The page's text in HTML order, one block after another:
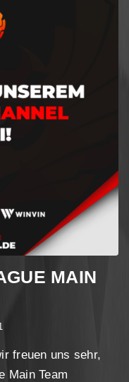
MAIN
freuen uns sehr,
Main Team